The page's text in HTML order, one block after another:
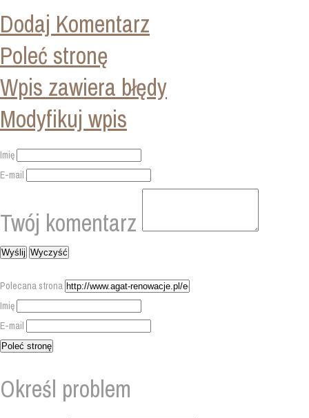
Dodaj Komentarz
Poleć stronę
Wpis zawiera błędy
Modyfikuj wpis
Imię
E-mail
Twój komentarz
Polecana strona
Imię
E-mail
Określ problem